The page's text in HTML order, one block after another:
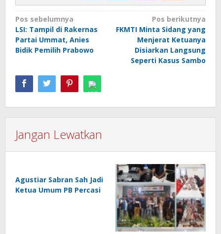
Navigasi
pos
Pos sebelumnya
LSI: Tampil di Rakernas
Partai Ummat, Anies
Bidik Pemilih Prabowo
Pos berikutnya
FKMTI Minta Sidang yang
Menjerat Ketuanya
Disiarkan Langsung
Seperti Kasus Sambo
Jangan Lewatkan
Agustiar Sabran Sah Jadi
Ketua Umum PB Percasi